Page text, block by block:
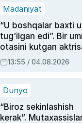
Madaniyat
“U boshqalar baxti
tug‘ilgan edi”. Bir
otasini kutgan
dublyaj ustasi Rimma
Ahmedovaning
13:55 / 04.08.2026
Dunyo
“Biroz sekinlashish
kerak”.